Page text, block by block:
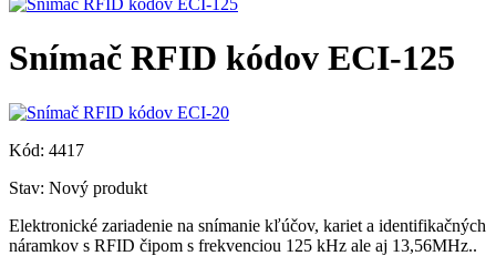
Snímač RFID kódov ECI-125
Kód: 4417
Stav: Nový produkt
Elektronické zariadenie na snímanie kľúčov, kariet a identifikačných
náramkov s RFID čipom s frekvenciou 125 kHz ale aj 13,56MHz..